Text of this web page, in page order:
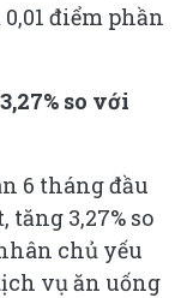
điểm phần
so với
6 tháng đầu
tăng 3,27% so
chủ yếu
vụ ăn uống